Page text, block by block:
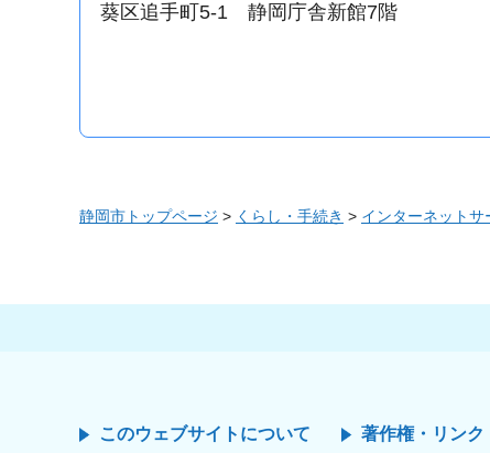
葵区追手町5-1 静岡庁舎新館7階
静岡市トップページ > くらし・手続き > インターネットサ
このウェブサイトについて 著作権・リンク